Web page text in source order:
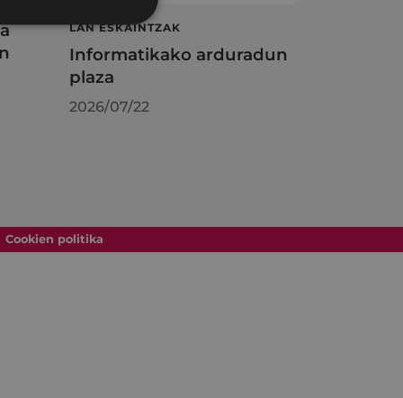
LAN ESKAINTZAK
Informatikako arduradun
plaza
2026/07/22
Cookien politika